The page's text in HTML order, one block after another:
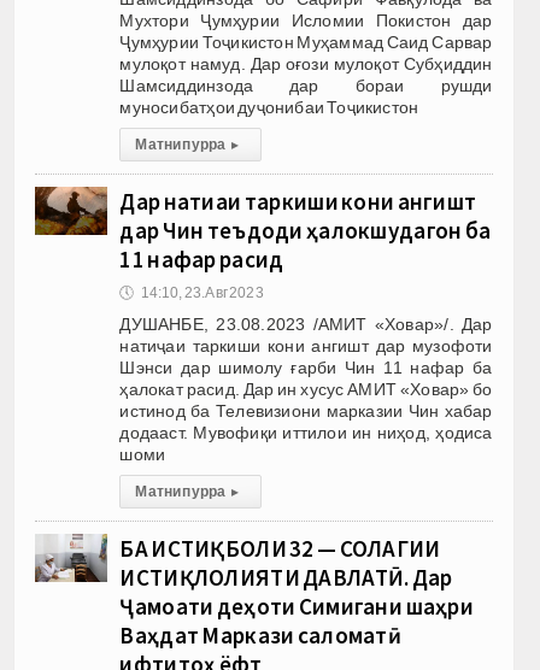
Мухтори Ҷумҳурии Исломии Покистон дар
Ҷумҳурии Тоҷикистон Муҳаммад Саид Сарвар
мулоқот намуд. Дар оғози мулоқот Субҳиддин
Шамсиддинзода дар бораи рушди
муносибатҳои дуҷонибаи Тоҷикистон
Матни пурра ▸
Дар натиҷаи таркиши кони ангишт
дар Чин теъдоди ҳалокшудагон ба
11 нафар расид
🕔 14:10, 23.Авг 2023
ДУШАНБЕ, 23.08.2023 /АМИТ «Ховар»/. Дар
натиҷаи таркиши кони ангишт дар музофоти
Шэнси дар шимолу ғарби Чин 11 нафар ба
ҳалокат расид. Дар ин хусус АМИТ «Ховар» бо
истинод ба Телевизиони марказии Чин хабар
додааст. Мувофиқи иттилои ин ниҳод, ҳодиса
шоми
Матни пурра ▸
БА ИСТИҚБОЛИ 32 — СОЛАГИИ
ИСТИҚЛОЛИЯТИ ДАВЛАТӢ. Дар
Ҷамоати деҳоти Симиганҷи шаҳри
Ваҳдат Маркази саломатӣ
ифтитоҳ ёфт